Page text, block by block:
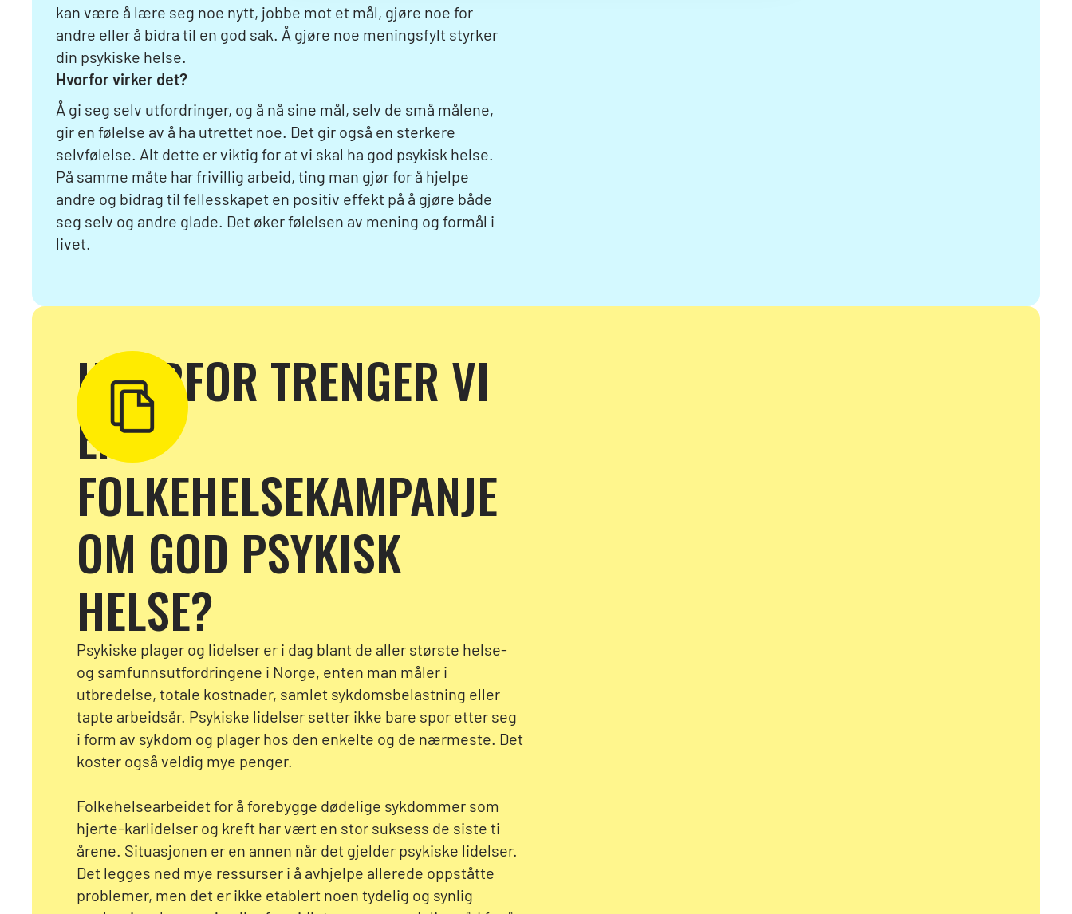
kan være å lære seg noe nytt, jobbe mot et mål, gjøre noe for
andre eller å bidra til en god sak. Å gjøre noe meningsfylt styrker
din psykiske helse.
Hvorfor virker det?
Å gi seg selv utfordringer, og å nå sine mål, selv de små målene,
gir en følelse av å ha utrettet noe. Det gir også en sterkere
selvfølelse. Alt dette er viktig for at vi skal ha god psykisk helse.
På samme måte har frivillig arbeid, ting man gjør for å hjelpe
andre og bidrag til fellesskapet en positiv effekt på å gjøre både
seg selv og andre glade. Det øker følelsen av mening og formål i
livet.
HVORFOR TRENGER VI
EN
FOLKEHELSEKAMPANJE
OM GOD PSYKISK
HELSE?
Psykiske plager og lidelser er i dag blant de aller største helse-
og samfunnsutfordringene i Norge, enten man måler i
utbredelse, totale kostnader, samlet sykdomsbelastning eller
tapte arbeidsår. Psykiske lidelser setter ikke bare spor etter seg
i form av sykdom og plager hos den enkelte og de nærmeste. Det
koster også veldig mye penger.
Folkehelsearbeidet for å forebygge dødelige sykdommer som
hjerte-karlidelser og kreft har vært en stor suksess de siste ti
årene. Situasjonen er en annen når det gjelder psykiske lidelser.
Det legges ned mye ressurser i å avhjelpe allerede oppståtte
problemer, men det er ikke etablert noen tydelig og synlig